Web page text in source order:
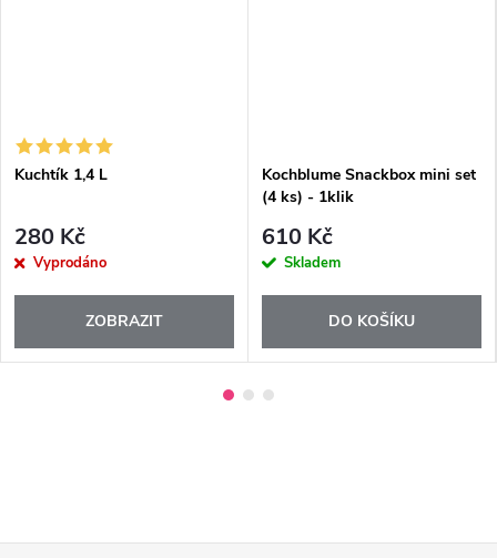
Kuchtík 1,4 L
280 Kč
Vyprodáno
ZOBRAZIT
Kochblume Snackbox mini set
(4 ks) - 1klik
610 Kč
Skladem
DO KOŠÍKU